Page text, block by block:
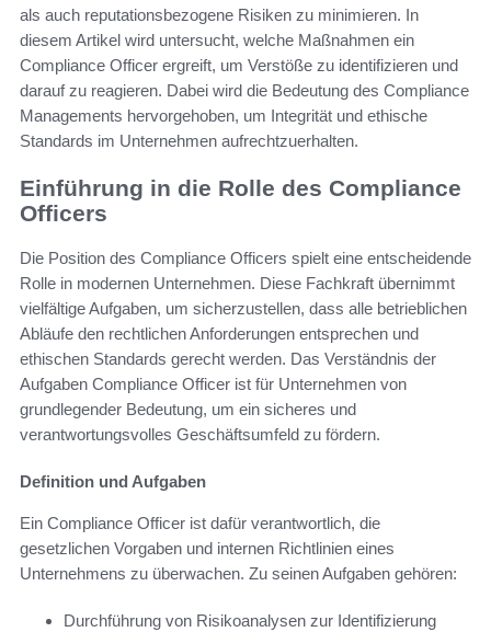
als auch reputationsbezogene Risiken zu minimieren. In
diesem Artikel wird untersucht, welche Maßnahmen ein
Compliance Officer ergreift, um Verstöße zu identifizieren und
darauf zu reagieren. Dabei wird die Bedeutung des Compliance
Managements hervorgehoben, um Integrität und ethische
Standards im Unternehmen aufrechtzuerhalten.
Einführung in die Rolle des Compliance
Officers
Die Position des Compliance Officers spielt eine entscheidende
Rolle in modernen Unternehmen. Diese Fachkraft übernimmt
vielfältige Aufgaben, um sicherzustellen, dass alle betrieblichen
Abläufe den rechtlichen Anforderungen entsprechen und
ethischen Standards gerecht werden. Das Verständnis der
Aufgaben Compliance Officer ist für Unternehmen von
grundlegender Bedeutung, um ein sicheres und
verantwortungsvolles Geschäftsumfeld zu fördern.
Definition und Aufgaben
Ein Compliance Officer ist dafür verantwortlich, die
gesetzlichen Vorgaben und internen Richtlinien eines
Unternehmens zu überwachen. Zu seinen Aufgaben gehören:
Durchführung von Risikoanalysen zur Identifizierung